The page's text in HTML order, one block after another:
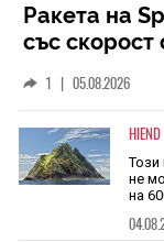
Ракета на
със скорост
1 | 05.08.2026
HIEND
Този
не
на